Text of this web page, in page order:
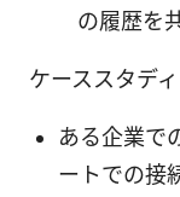
の履歴を
ケーススタデ
ある企業で
ートでの接